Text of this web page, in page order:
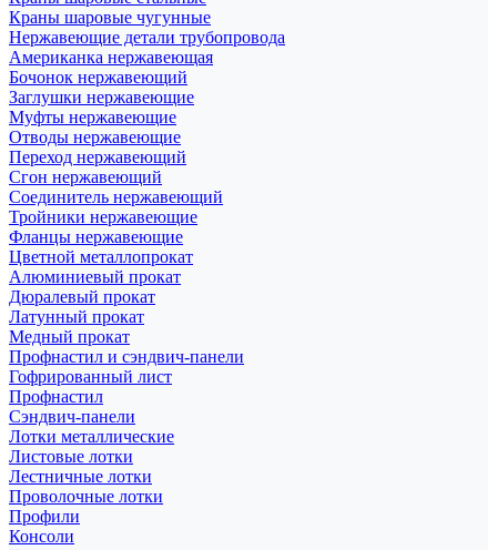
Краны шаровые чугунные
Нержавеющие детали трубопровода
Американка нержавеющая
Бочонок нержавеющий
Заглушки нержавеющие
Муфты нержавеющие
Отводы нержавеющие
Переход нержавеющий
Сгон нержавеющий
Соединитель нержавеющий
Тройники нержавеющие
Фланцы нержавеющие
Цветной металлопрокат
Алюминиевый прокат
Дюралевый прокат
Латунный прокат
Медный прокат
Профнастил и сэндвич-панели
Гофрированный лист
Профнастил
Сэндвич-панели
Лотки металлические
Листовые лотки
Лестничные лотки
Проволочные лотки
Профили
Консоли